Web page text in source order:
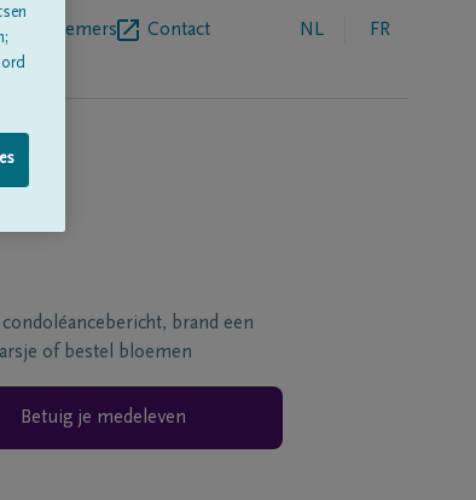
Contact NL FR
brand een
of bestel bloemen
Betuig je medeleven